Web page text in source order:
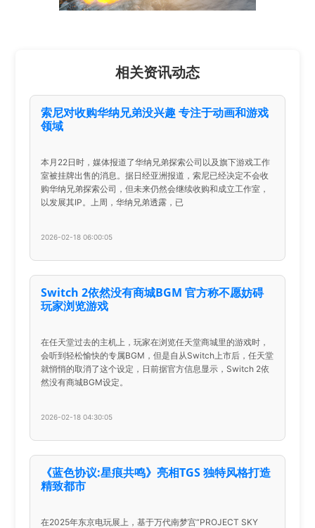
相关资讯动态
索尼对收购华纳兄弟没兴趣 专注于动画和游戏
领域
本月22日时，媒体报道了华纳兄弟探索公司以及旗下游戏工作
室被挂牌出售的消息。据日经亚洲报道，索尼已经决定不会收
购华纳兄弟探索公司，但未来仍然会继续收购和成立工作室，
以发展其IP。上周，华纳兄弟透露，已
2026-02-18 06:00:05
Switch 2依然没有商城BGM 官方称不愿妨碍
玩家浏览游戏
在任天堂过去的主机上，玩家在浏览任天堂商城里的游戏时，
会听到轻松愉快的专属BGM，但是自从Switch上市后，任天堂
就悄悄的取消了这个设定，日前据官方信息显示，Switch 2依
然没有商城BGM设定。
2026-02-18 04:30:05
《蓝色协议:星痕共鸣》亮相TGS 独特风格打造
精致都市
在2025年东京电玩展上，基于万代南梦宫“PROJECT SKY